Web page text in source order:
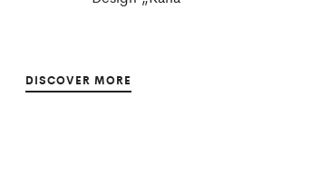
DISCOVER MORE